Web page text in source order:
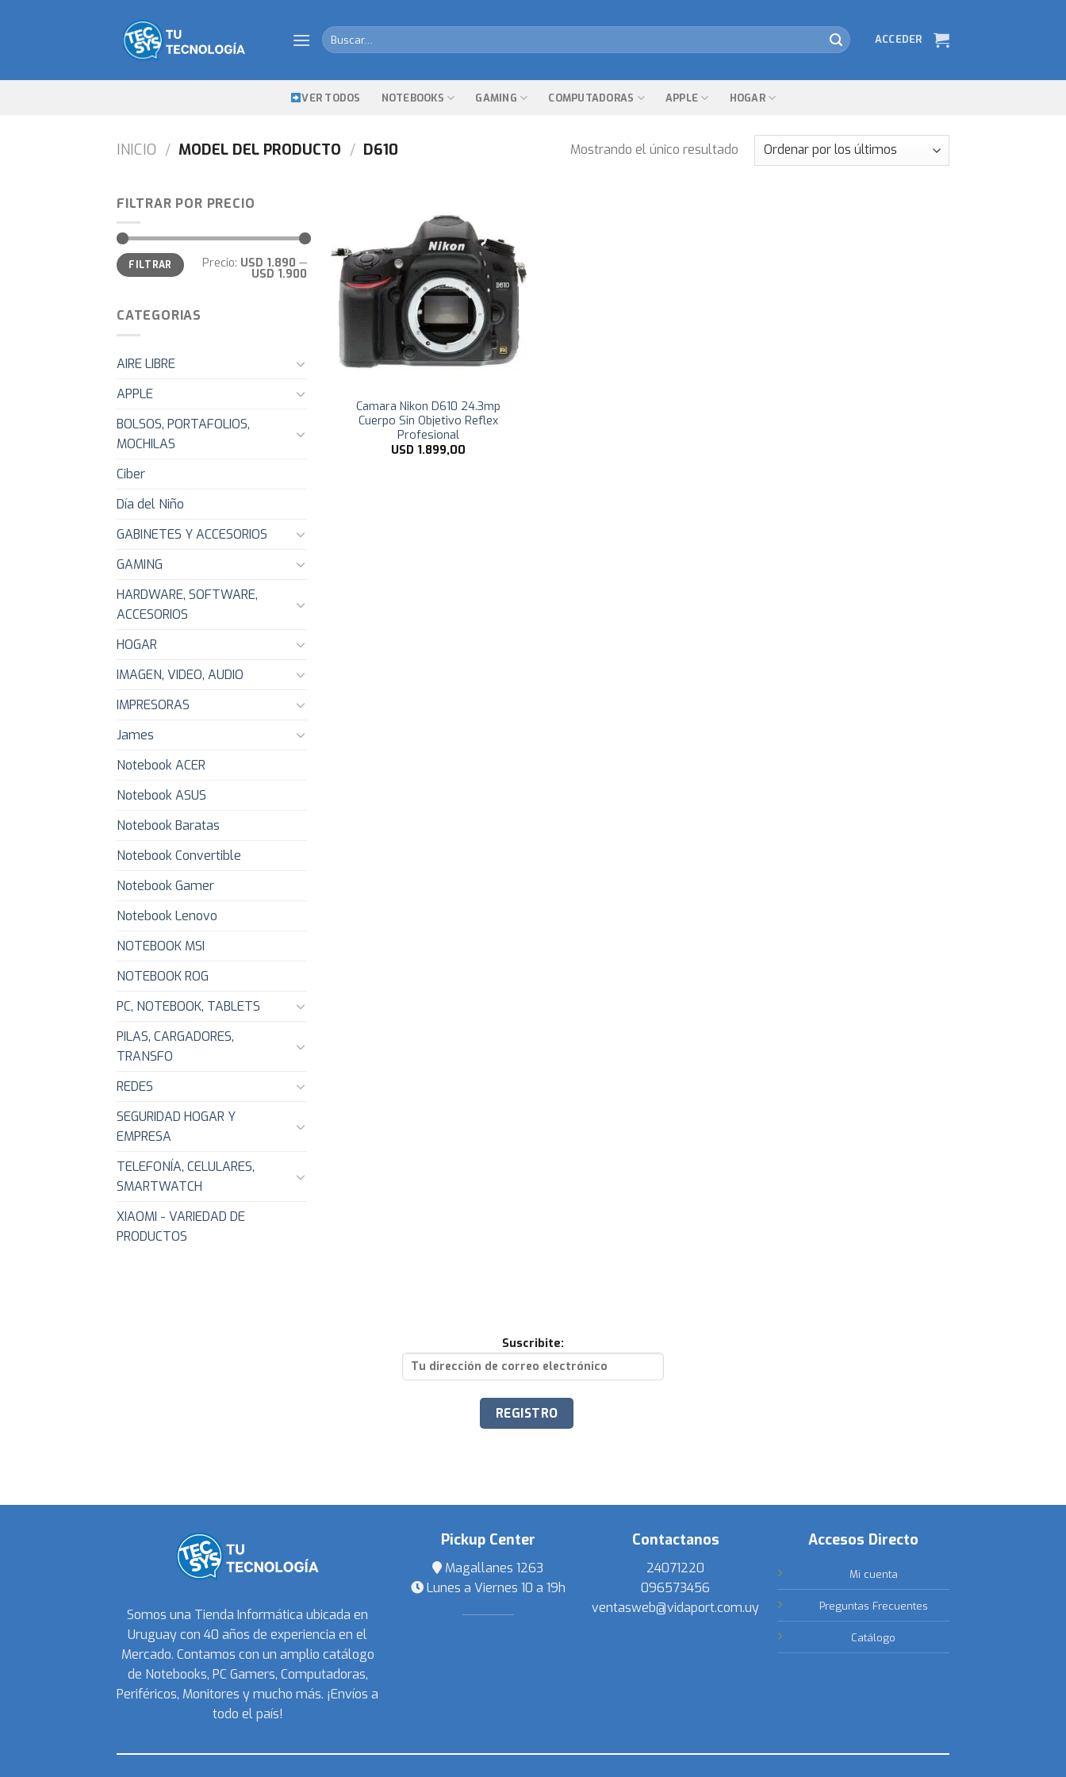
Buscar
por:
ACCEDER
VER TODOS NOTEBOOKS GAMING COMPUTADORAS APPLE HOGAR
INICIO / MODEL DEL PRODUCTO / D610 Mostrando el único resultado
FILTRAR POR PRECIO
Precio
mínimo
Precio
máximo
FILTRAR Precio: USD 1.890 —
USD 1.900
CATEGORIAS
AIRE LIBRE
APPLE
BOLSOS, PORTAFOLIOS,
MOCHILAS
Ciber
Día del Niño
GABINETES Y ACCESORIOS
GAMING
HARDWARE, SOFTWARE,
ACCESORIOS
HOGAR
IMAGEN, VIDEO, AUDIO
IMPRESORAS
James
Notebook ACER
Notebook ASUS
Notebook Baratas
Notebook Convertible
Notebook Gamer
Notebook Lenovo
NOTEBOOK MSI
NOTEBOOK ROG
PC, NOTEBOOK, TABLETS
PILAS, CARGADORES,
TRANSFO
REDES
SEGURIDAD HOGAR Y
EMPRESA
TELEFONÍA, CELULARES,
SMARTWATCH
XIAOMI - VARIEDAD DE
PRODUCTOS
Camara Nikon D610 24.3mp
Cuerpo Sin Objetivo Reflex
Profesional
USD 1.899,00
Suscribite:
Somos una Tienda Informática ubicada en
Uruguay con 40 años de experiencia en el
Mercado. Contamos con un amplio catálogo
de Notebooks, PC Gamers, Computadoras,
Periféricos, Monitores y mucho más. ¡Envíos a
todo el país!
Pickup Center
Magallanes 1263
Lunes a Viernes 10 a 19h
Contactanos
24071220
096573456
ventasweb@vidaport.com.uy
Accesos Directo
Mi cuenta
Preguntas Frecuentes
Catálogo